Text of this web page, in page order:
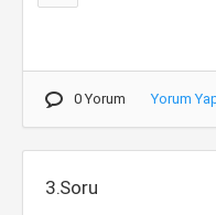
0 Yorum Yorum
3.Soru